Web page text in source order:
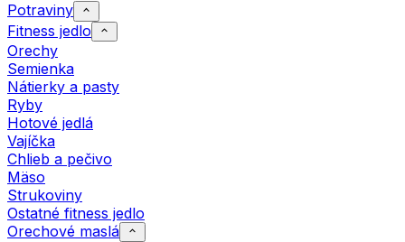
Potraviny
Fitness jedlo
Orechy
Semienka
Nátierky a pasty
Ryby
Hotové jedlá
Vajíčka
Chlieb a pečivo
Mäso
Strukoviny
Ostatné fitness jedlo
Orechové maslá